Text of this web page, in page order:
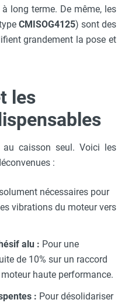
long terme. De même, les
CMISOG4125) sont des
grandement la pose et
les
caisson seul. Voici les
:
nécessaires pour
vibrations du moteur vers
alu : Pour une
de 10% sur un raccord
haute performance.
: Pour désolidariser